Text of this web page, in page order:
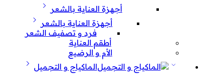
أجهزة العناية بالشعر
أجهزة العناية بالشعر
فرد و تصفيف الشعر
أطقم العناية
الأم و الرضيع
الماكياج و التجميل